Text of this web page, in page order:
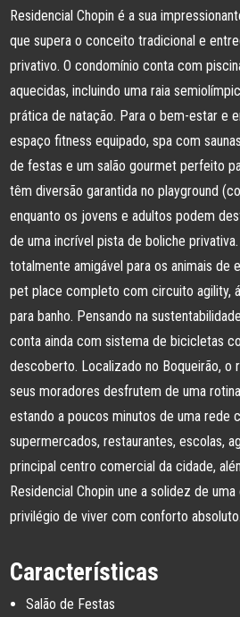
Residencial Chopin é a sua
que supera o conceito tradicional e
privativo. O condomínio conta com
aquecidas, incluindo uma raia
prática de natação. Para o bem-estar e
espaço fitness equipado, spa com
de festas e um salão gourmet perfeito
têm diversão garantida no playground
enquanto os jovens e adultos podem
de uma incrível pista de boliche
totalmente amigável para os animais de
pet place completo com circuito agility,
para banho. Pensando na
conta ainda com sistema de bicicletas
descoberto. Localizado no Boqueirão, o
seus moradores desfrutem de uma
estando a poucos minutos de uma rede
supermercados, restaurantes, escolas,
principal centro comercial da cidade,
Residencial Chopin une a solidez de
privilégio de viver com conforto absoluto.
Características
Salão de Festas